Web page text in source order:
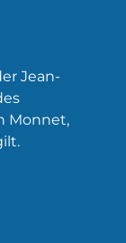
Jean-
Monnet,